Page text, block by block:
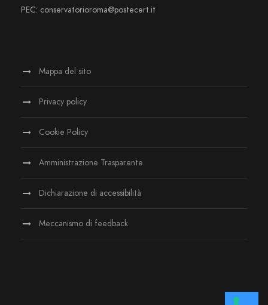
PEC: conservatorioroma@postecert.it
Mappa del sito
Privacy policy
Cookie Policy
Amministrazione Trasparente
Dichiarazione di accessibilità
Meccanismo di feedback